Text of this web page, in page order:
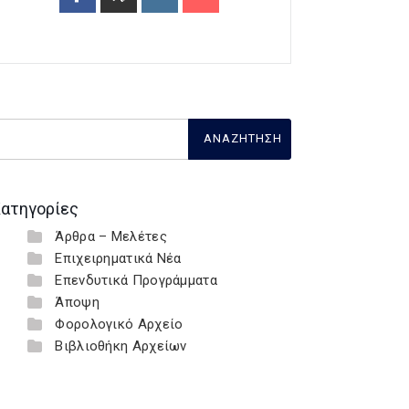
Άρθρα – Μελέτες
Επιχειρηματικά Νέα
Επενδυτικά Προγράμματα
Άποψη
Φορολογικό Αρχείο
Βιβλιοθήκη Αρχείων